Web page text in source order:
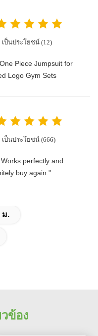
เป็นประโยชน์ (12)
Piece Jumpsuit for
Logo Gym Sets
เป็นประโยชน์ (666)
perfectly and
buy again."
ม.
ข้อง